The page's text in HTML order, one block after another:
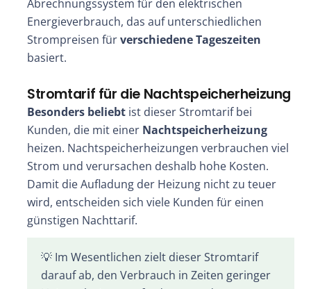
Abrechnungssystem für den elektrischen
Energieverbrauch, das auf unterschiedlichen
Strompreisen fürverschiedene Tageszeiten
basiert.
Stromtarif für die Nachtspeicherheizung
Besonders beliebt ist dieser Stromtarif bei
Kunden, die mit einer Nachtspeicherheizung
heizen. Nachtspeicherheizungen verbrauchen viel
Strom und verursachen deshalb hohe Kosten.
Damit die Aufladung der Heizung nicht zu teuer
wird, entscheiden sich viele Kunden für einen
günstigen Nachttarif.
💡 Im Wesentlichen zielt dieser Stromtarif
darauf ab, den Verbrauch in Zeiten geringer